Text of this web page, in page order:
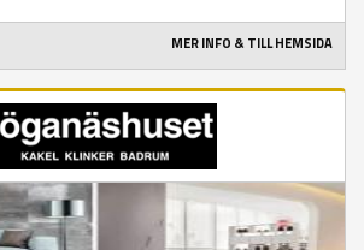
MER INFO & TILL HEMSIDA